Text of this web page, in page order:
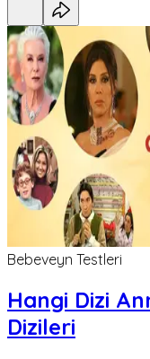
Bebeveyn Testleri
Hangi Dizi
Dizileri